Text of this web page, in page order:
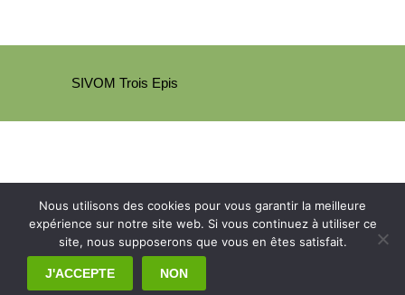
SIVOM Trois Epis
Nous utilisons des cookies pour vous garantir la meilleure
expérience sur notre site web. Si vous continuez à utiliser ce
site, nous supposerons que vous en êtes satisfait.
J'ACCEPTE NON